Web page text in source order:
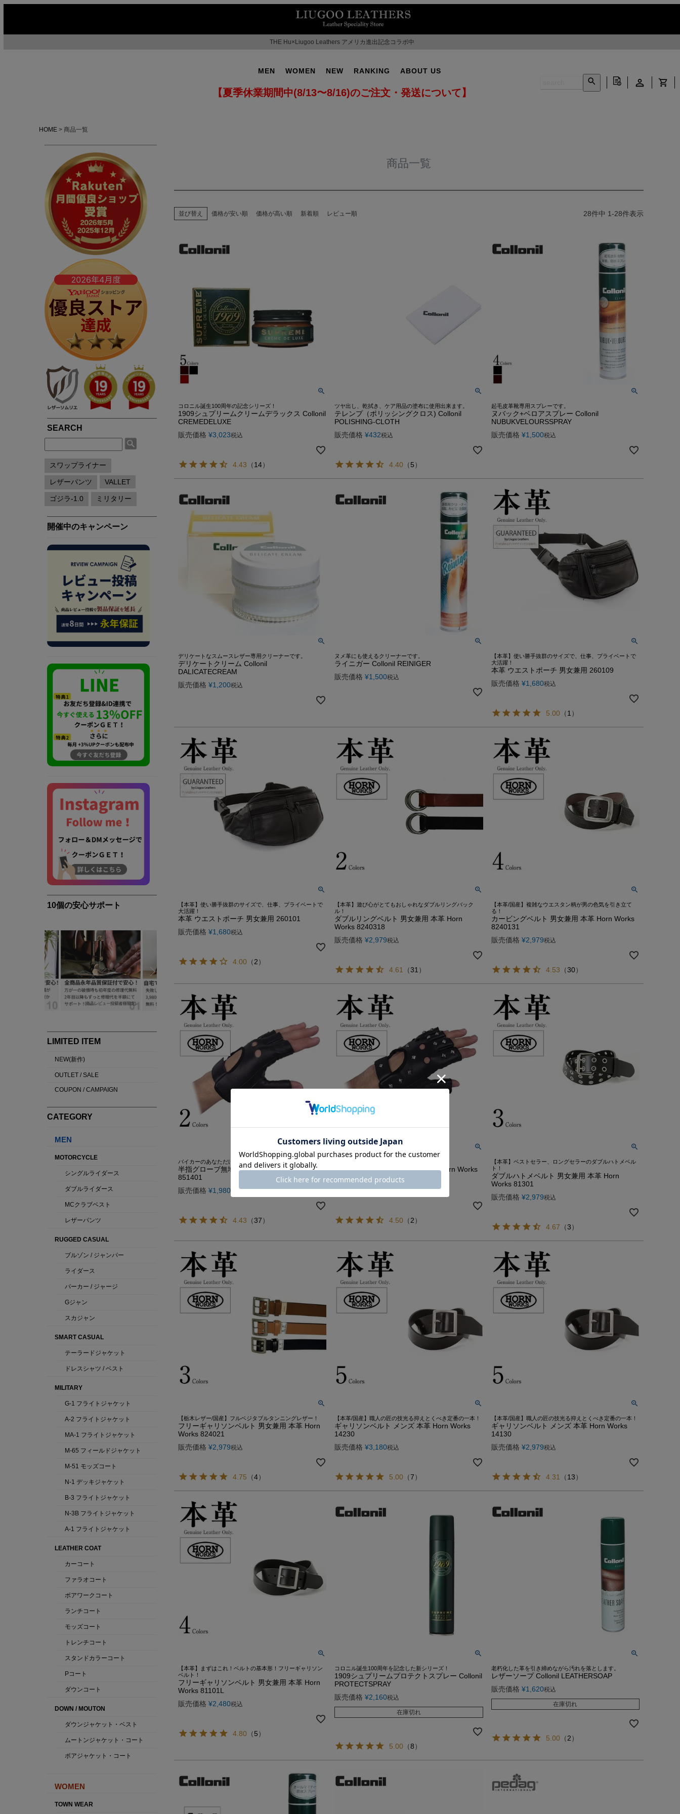
THE Hu×Liugoo Leathers アメリカ進出記念コラボ中
MEN
今季イチオシ
MOTORCYCLE ▶
春夏専用ライダース
シングルライダース
ダブルライダース
MCクラブベスト
レザーパンツ
LEATHER GOODS ▶
レザーインテリア
レザーエプロン
レザーベルト
HOT No.1
RUGGED CASUAL ▶
スカジャン
SMART CASUAL ▶
テーラードジャケット
HOT No.2
M-51 モッズコート
N-1 デッキジャケット
B-3 フライトジャケット
N-3B フライトジャケット
スタンドカラーコート ドラマ-24JAPAN 主演衣装採用モデル
ANA WINGSパイロット訓練生ユニフォーム
LIUGOO LEATHERS×THE Hu米国進出記念
WOMEN
TOWN WEAR ▶
ライダース
ブルゾン
レザーコート
LEATHER CARE ▶
会社概要
NEW RANKING ABOUT US
ABOUT US ▶
LIUGOOとは?
LIUGOOのミッション・ビジョン
皮革衣料にこだわる理由
高品質・低価格を実現できている理由
品質・安全管理体制の構築
サスティナビリティ
途上国生産を通じての社会貢献
著名人や大企業も認める品質の高さ
楽天ショップレビュー4.83点の高評価
SERVICE ▶
永年品質保証制度
返品送料も無料！自宅で試着
平日14時まで当日出荷 24時間365日-AIチャットサポート ご購入後アンケートキャンペーン
MEDIA-映画/ドラマ/TV
YOUTUBE
卸販売のご案内
【夏季休業期間中(8/13〜8/16)のご注文・発送について】
HOME 商品一覧
商品一覧
並び替え 価格が安い順 価格が高い順 新着順 レビュー順 28件中 1-28件表示
コロニル誕生100周年の記念シリーズ！
1909シュプリームクリームデラックス Collonil
CREMEDELUXE
販売価格 ¥3,023税込
4.43 （14）
ツヤ出し、乾拭き、ケア用品の塗布に使用出来ます。
テレンプ（ポリッシングクロス) Collonil
POLISHING-CLOTH
販売価格 ¥432税込
4.40 （5）
起毛皮革靴専用スプレーです。
ヌバック+ベロアスプレー Collonil
NUBUKVELOURSSPRAY
販売価格 ¥1,500税込
デリケートなスムースレザー専用クリーナーです。
デリケートクリーム Collonil
DALICATECREAM
販売価格 ¥1,200税込
ヌメ革にも使えるクリーナーです。
ライニガー Collonil REINIGER
販売価格 ¥1,500税込
【本革】使い勝手抜群のサイズで、仕事、プライベートで
大活躍！
本革 ウエストポーチ 男女兼用 260109
販売価格 ¥1,680税込
5.00 （1 ）
【本革】使い勝手抜群のサイズで、仕事、プライベートで
大活躍！
本革 ウエストポーチ 男女兼用 260101
販売価格 ¥1,680税込
4.00 （2）
【本革】遊び心がとてもおしゃれなダブルリングバック
ル！
ダブルリングベルト 男女兼用 本革 Horn
Works 8240318
販売価格 ¥2,979税込
4.61 （31 ）
【本革/国産】複雑なウエスタン柄が男の色気を引き立て
る！
カービングベルト 男女兼用 本革 Horn Works
8240131
販売価格 ¥2,979税込
4.53 （30）
バイカーのあなただけじゃない！
半指グローブ無地 男女兼用 本革 Horn Works
851401
販売価格 ¥1,980 税込
4.43 （37）
半指グローブ角鋲 男女兼用 本革 Horn Works
851403
販売価格 ¥2,480税込
4.50 （2）
【本革】ベストセラー、ロングセラーのダブルハトメベル
ト！
ダブルハトメベルト 男女兼用 本革 Horn
Works 81301
販売価格 ¥2,979税込
4.67 （3）
【栃木レザー/国産】フルベジタブルタンニングレザー！
フリーギャリソンベルト 男女兼用 本革 Horn
Works 824021
販売価格 ¥2,979税込
4.75 （4）
【本革/国産】職人の匠の技光る抑えとくべき定番の一本！
ギャリソンベルト メンズ 本革 Horn Works
14230
販売価格 ¥3,180税込
5.00 （7）
【本革/国産】職人の匠の技光る抑えとくべき定番の一本！
ギャリソンベルト メンズ 本革 Horn Works
14130
販売価格 ¥2,979税込
4.31 （13）
【本革】まずはこれ！ベルトの基本形！フリーギャリソン
ベルト！
フリーギャリソンベルト 男女兼用 本革 Horn
Works 81101L
販売価格 ¥2,480税込
4.80 （5）
コロニル誕生100周年を記念した新シリーズ！
1909シュプリームプロテクトスプレー Collonil
PROTECTSPRAY
販売価格 ¥2,160税込
在庫切れ
5.00 （8）
老朽化した革を引き締めながら汚れを落とします。
レザーソープ Collonil LEATHERSOAP
販売価格 ¥1,620税込
在庫切れ
5.00 （2）